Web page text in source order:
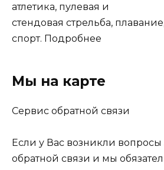
атлетика, пулевая и
стендовая стрельба,
спорт. Подробнее
Мы на карте
Сервис обратной связи
Если у Вас возникли
обратной связи и мы